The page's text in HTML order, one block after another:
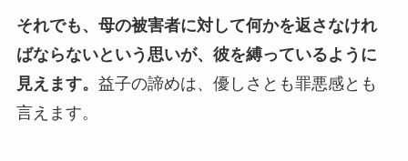
それでも、母の被害者に対して何かを返さなけれ
ばならないという思いが、彼を縛っているように
見えます。 益子の諦めは、優しさとも罪悪感とも
言えます。